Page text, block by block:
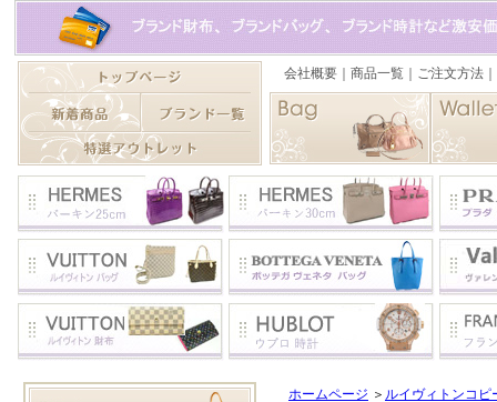
ホームページ ＞ ルイヴィトンコピ